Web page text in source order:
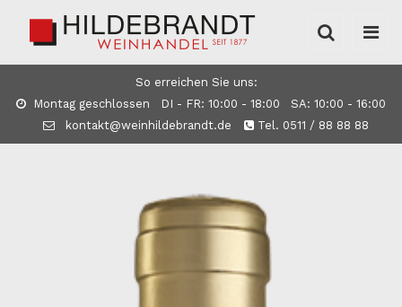
So erreichen Sie uns:
Montag geschlossen DI - FR: 10:00 - 18:00 SA: 10:00 - 16:00
kontakt@weinhildebrandt.de
Tel. 0511 / 88 88 88